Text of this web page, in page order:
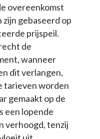
overeenkomst
gebaseerd op
prijspeil.
de
wanneer
dit verlangen,
tarieven worden
gemaakt op de
een lopende
verhoogd, tenzij